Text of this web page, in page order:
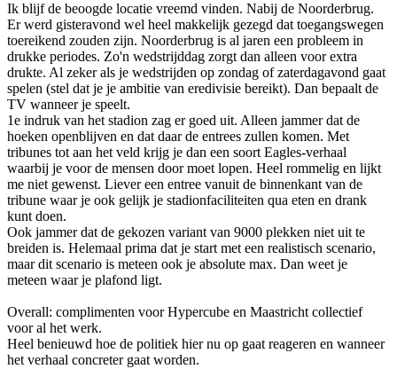
Ik blijf de beoogde locatie vreemd vinden. Nabij de Noorderbrug.
Er werd gisteravond wel heel makkelijk gezegd dat toegangswegen
toereikend zouden zijn. Noorderbrug is al jaren een probleem in
drukke periodes. Zo'n wedstrijddag zorgt dan alleen voor extra
drukte. Al zeker als je wedstrijden op zondag of zaterdagavond gaat
spelen (stel dat je je ambitie van eredivisie bereikt). Dan bepaalt de
TV wanneer je speelt.
1e indruk van het stadion zag er goed uit. Alleen jammer dat de
hoeken openblijven en dat daar de entrees zullen komen. Met
tribunes tot aan het veld krijg je dan een soort Eagles-verhaal
waarbij je voor de mensen door moet lopen. Heel rommelig en lijkt
me niet gewenst. Liever een entree vanuit de binnenkant van de
tribune waar je ook gelijk je stadionfaciliteiten qua eten en drank
kunt doen.
Ook jammer dat de gekozen variant van 9000 plekken niet uit te
breiden is. Helemaal prima dat je start met een realistisch scenario,
maar dit scenario is meteen ook je absolute max. Dan weet je
meteen waar je plafond ligt.
Overall: complimenten voor Hypercube en Maastricht collectief
voor al het werk.
Heel benieuwd hoe de politiek hier nu op gaat reageren en wanneer
het verhaal concreter gaat worden.